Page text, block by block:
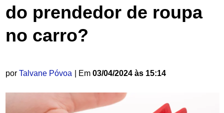
do prendedor de roupa
no carro?
por Talvane Póvoa | Em 03/04/2024 às 15:14